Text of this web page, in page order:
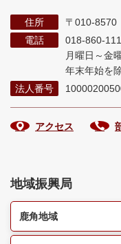
住所
〒010-
電話
018-860-
月曜日～金
年末年始を除
法人番号
アクセス
地域振興局
鹿角地域